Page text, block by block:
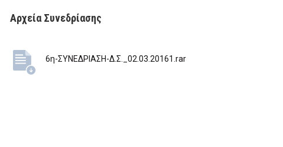
Αρχεία Συνεδρίασης
6η-ΣΥΝΕΔΡΙΑΣΗ-Δ.Σ._02.03.20161.rar